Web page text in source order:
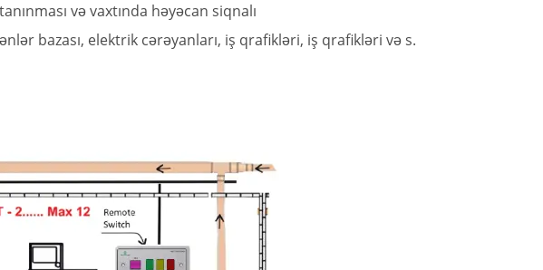
və vaxtında həyəcan siqnalı
bazası, elektrik cərəyanları, iş qrafikləri, iş qrafikləri və s.